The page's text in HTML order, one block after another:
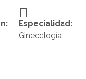
Especialidad:
Ginecología